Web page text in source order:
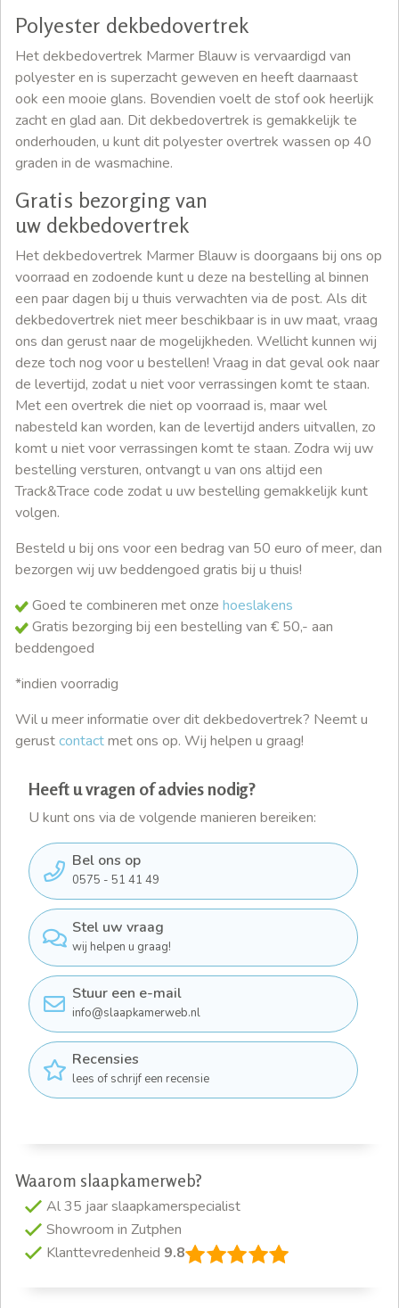
Polyester dekbedovertrek
Het dekbedovertrek Marmer Blauw is vervaardigd van
polyester en is superzacht geweven en heeft daarnaast
ook een mooie glans. Bovendien voelt de stof ook heerlijk
zacht en glad aan. Dit dekbedovertrek is gemakkelijk te
onderhouden, u kunt dit polyester overtrek wassen op 40
graden in de wasmachine.
Gratis bezorging van
uw dekbedovertrek
Het dekbedovertrek Marmer Blauw is doorgaans bij ons op
voorraad en zodoende kunt u deze na bestelling al binnen
een paar dagen bij u thuis verwachten via de post. Als dit
dekbedovertrek niet meer beschikbaar is in uw maat, vraag
ons dan gerust naar de mogelijkheden. Wellicht kunnen wij
deze toch nog voor u bestellen! Vraag in dat geval ook naar
de levertijd, zodat u niet voor verrassingen komt te staan.
Met een overtrek die niet op voorraad is, maar wel
nabesteld kan worden, kan de levertijd anders uitvallen, zo
komt u niet voor verrassingen komt te staan. Zodra wij uw
bestelling versturen, ontvangt u van ons altijd een
Track&Trace code zodat u uw bestelling gemakkelijk kunt
volgen.
Besteld u bij ons voor een bedrag van 50 euro of meer, dan
bezorgen wij uw beddengoed gratis bij u thuis!
Goed te combineren met onze hoeslakens
Gratis bezorging bij een bestelling van € 50,- aan
beddengoed
*indien voorradig
Wil u meer informatie over dit dekbedovertrek? Neemt u
gerustcontactmet ons op. Wij helpen u graag!
Heeft u vragen of advies nodig?
U kunt ons via de volgende manieren bereiken:
Bel ons op
0575 - 51 41 49
Stel uw vraag
wij helpen u graag!
Stuur een e-mail
info@slaapkamerweb.nl
Recensies
lees of schrijf een recensie
Waarom slaapkamerweb?
Al 35 jaar slaapkamerspecialist
Showroom in Zutphen
Klanttevredenheid 9.8